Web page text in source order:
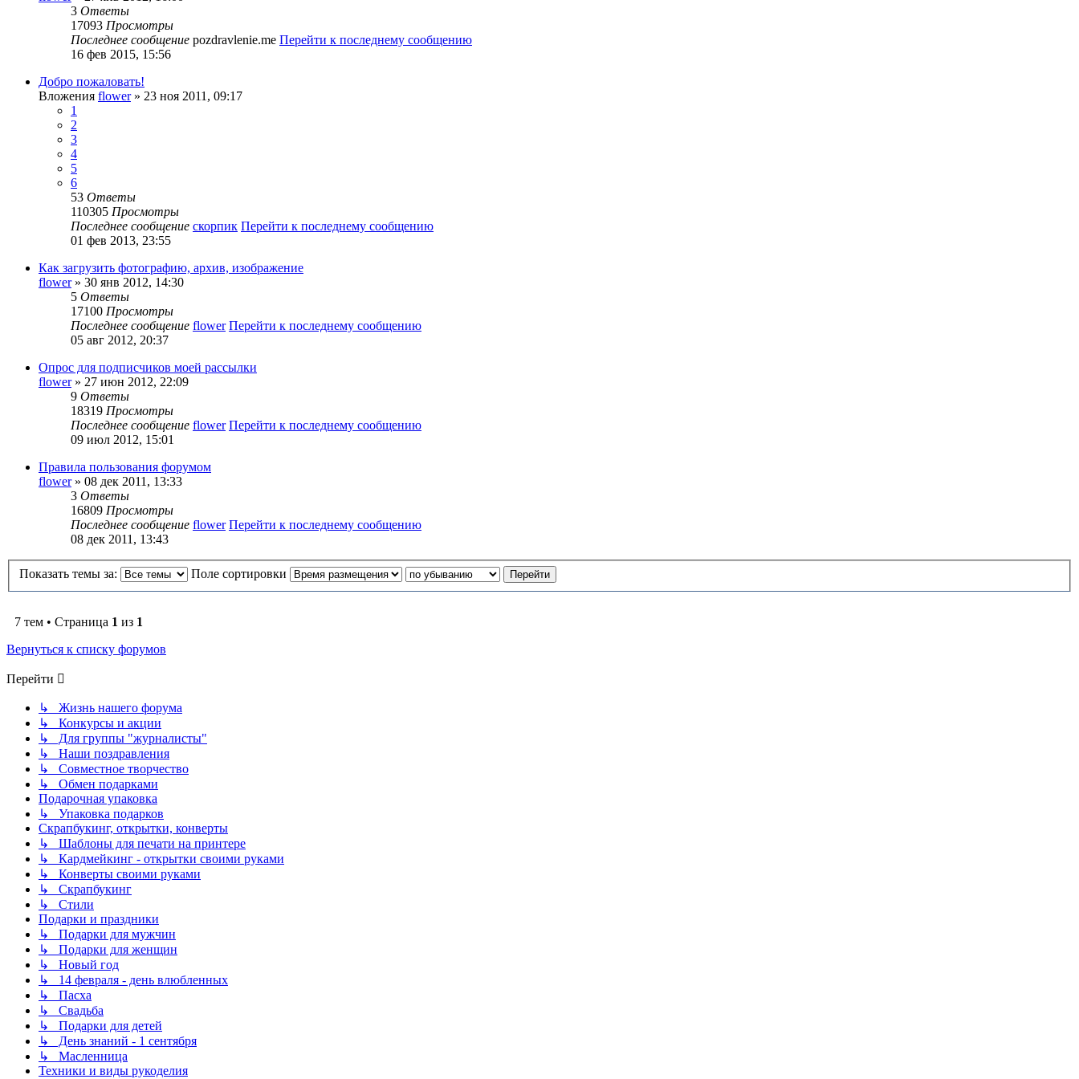
3 Ответы
17093 Просмотры
Последнее сообщение pozdravlenie.me Перейти к последнему сообщению
16 фев 2015, 15:56
Добро пожаловать!
Вложения flower» 23 ноя 2011, 09:17
1
2
3
4
5
6
53 Ответы
110305 Просмотры
Последнее сообщение скорпик Перейти к последнему сообщению
01 фев 2013, 23:55
Как загрузить фотографию, архив, изображение
flower» 30 янв 2012, 14:30
5 Ответы
17100 Просмотры
Последнее сообщение flower Перейти к последнему сообщению
05 авг 2012, 20:37
Опрос для подписчиков моей рассылки
flower» 27 июн 2012, 22:09
9 Ответы
18319 Просмотры
Последнее сообщение flower Перейти к последнему сообщению
09 июл 2012, 15:01
Правила пользования форумом
flower» 08 дек 2011, 13:33
3 Ответы
16809 Просмотры
Последнее сообщение flower Перейти к последнему сообщению
08 дек 2011, 13:43
Показать темы за: Поле сортировки
7 тем • Страница 1 из 1
Вернуться к списку форумов
Перейти
↳ Жизнь нашего форума
↳ Конкурсы и акции
↳ Для группы "журналисты"
↳ Наши поздравления
↳ Совместное творчество
↳ Обмен подарками
Подарочная упаковка
↳ Упаковка подарков
Скрапбукинг, открытки, конверты
↳ Шаблоны для печати на принтере
↳ Кардмейкинг - открытки своими руками
↳ Конверты своими руками
↳ Скрапбукинг
↳ Стили
Подарки и праздники
↳ Подарки для мужчин
↳ Подарки для женщин
↳ Новый год
↳ 14 февраля - день влюбленных
↳ Пасха
↳ Свадьба
↳ Подарки для детей
↳ День знаний - 1 сентября
↳ Масленница
Техники и виды рукоделия